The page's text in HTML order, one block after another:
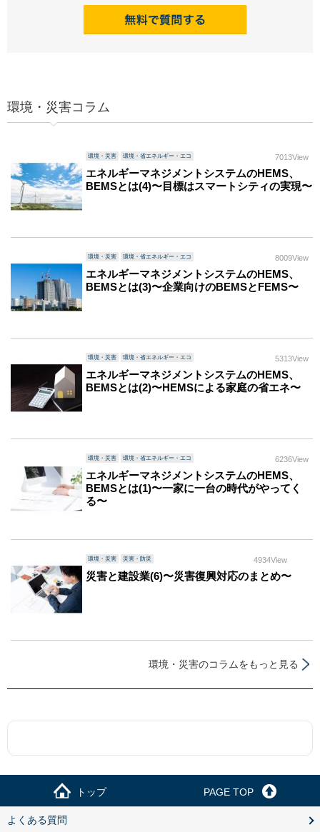
環境・災害コラム
環境・災害 環境・省エネルギー・エコ 7013View
エネルギーマネジメントシステムのHEMS、
BEMSとは(4)〜目標はスマートシティの実現〜
環境・災害 環境・省エネルギー・エコ 8009View
エネルギーマネジメントシステムのHEMS、
BEMSとは(3)〜企業向けのBEMSとFEMS〜
環境・災害 環境・省エネルギー・エコ 5313View
エネルギーマネジメントシステムのHEMS、
BEMSとは(2)〜HEMSによる家庭の省エネ〜
環境・災害 環境・省エネルギー・エコ 6236View
エネルギーマネジメントシステムのHEMS、
BEMSとは(1)〜一家に一台の時代がやってく
る〜
環境・災害 災害・防災 4934View
災害と建設業(6)〜災害復興対応のまとめ〜
環境・災害のコラムをもっと見る
トップ PAGE TOP
よくある質問